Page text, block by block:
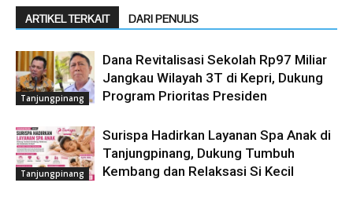
ARTIKEL TERKAIT DARI PENULIS
Tanjungpinang
Dana Revitalisasi Sekolah Rp97 Miliar
Jangkau Wilayah 3T di Kepri, Dukung
Program Prioritas Presiden
Tanjungpinang
Surispa Hadirkan Layanan Spa Anak di
Tanjungpinang, Dukung Tumbuh
Kembang dan Relaksasi Si Kecil